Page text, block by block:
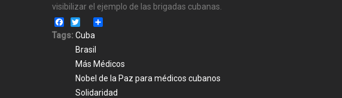
visibilizar el ejemplo de las brigadas cubanas.
Facebook
Twitter
Tags: Cuba
Brasil
Más Médicos
Nobel de la Paz para médicos cubanos
Solidaridad